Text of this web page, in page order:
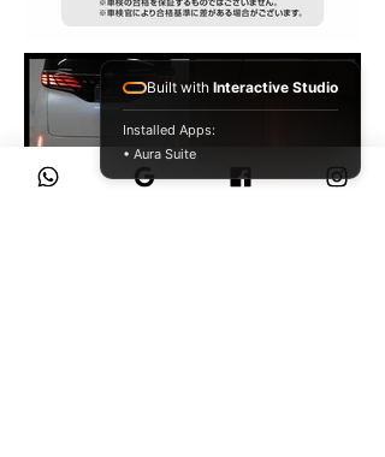
Built with Interactive Studio
Installed Apps:
• Aura Suite